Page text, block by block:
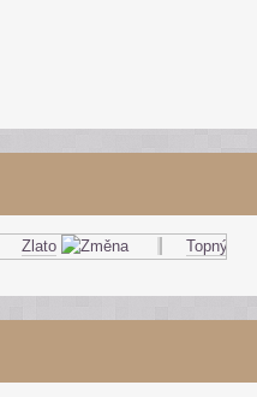
Zlato Topný olej